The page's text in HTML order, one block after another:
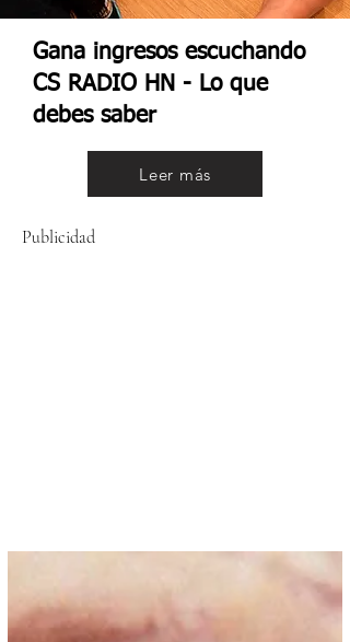
Gana ingresos escuchando
CS RADIO HN - Lo que
debes saber
Leer más
Publicidad